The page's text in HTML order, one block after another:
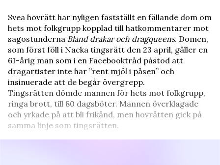
Svea hovrätt har nyligen fastställt en fällande dom om
hets mot folkgrupp kopplad till hatkommentarer mot
sagostunderna Bland drakar och dragqueens. Domen,
som först föll i Nacka tingsrätt den 23 april, gäller en
61-årig man som i en Facebooktråd påstod att
dragartister inte har ”rent mjöl i påsen” och
insinuerade att de begår övergrepp.
Tingsrätten dömde mannen för hets mot folkgrupp,
ringa brott, till 80 dagsböter. Mannen överklagade
och yrkade på att bli frikänd, men hovrätten gick på
samma linje som tingsrätten.